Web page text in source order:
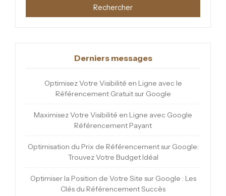
Rechercher
Derniers messages
Optimisez Votre Visibilité en Ligne avec le
Référencement Gratuit sur Google
Maximisez Votre Visibilité en Ligne avec Google
Référencement Payant
Optimisation du Prix de Référencement sur Google:
Trouvez Votre Budget Idéal
Optimiser la Position de Votre Site sur Google : Les
Clés du Référencement Succès